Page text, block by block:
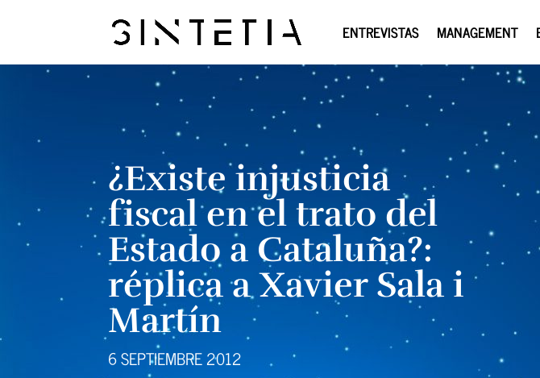
ENTREVISTAS MANAGEMENT
¿Existe injusticia
fiscal en el trato del
Estado a Cataluña?:
réplica a Xavier Sala i
Martín
6 SEPTIEMBRE 2012